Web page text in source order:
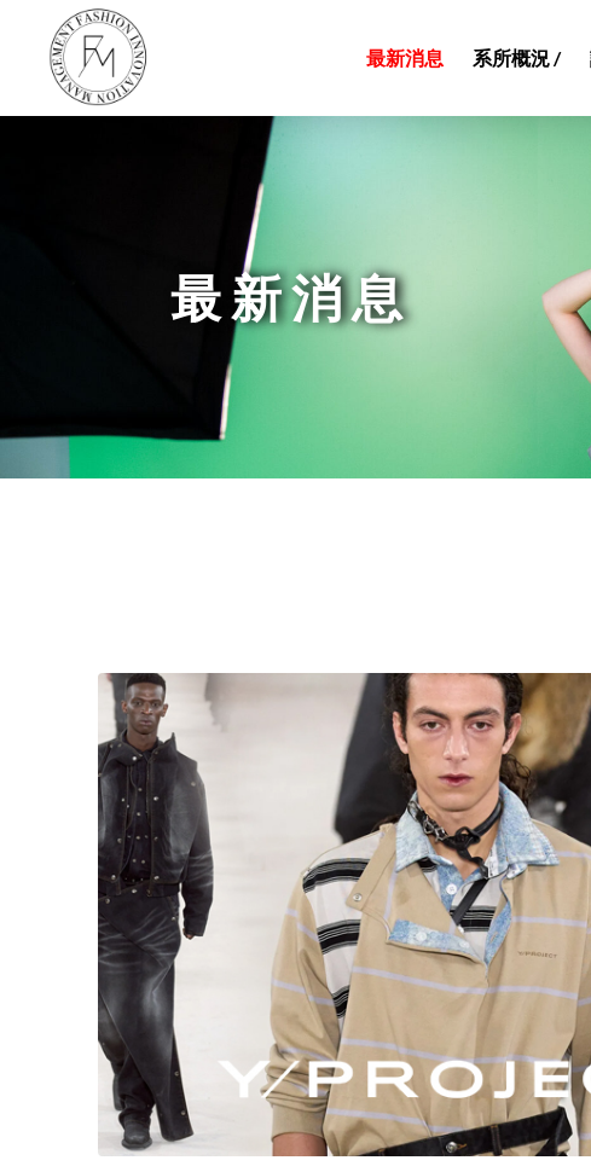
最新消息 系所概況 /
最 新 消 息